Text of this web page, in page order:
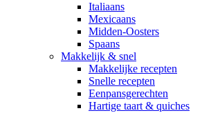
Italiaans
Mexicaans
Midden-Oosters
Spaans
Makkelijk & snel
Makkelijke recepten
Snelle recepten
Eenpansgerechten
Hartige taart & quiches